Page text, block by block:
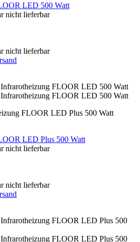
LED 500 Watt
nicht lieferbar
nicht lieferbar
LED Plus 500 Watt
nicht lieferbar
nicht lieferbar